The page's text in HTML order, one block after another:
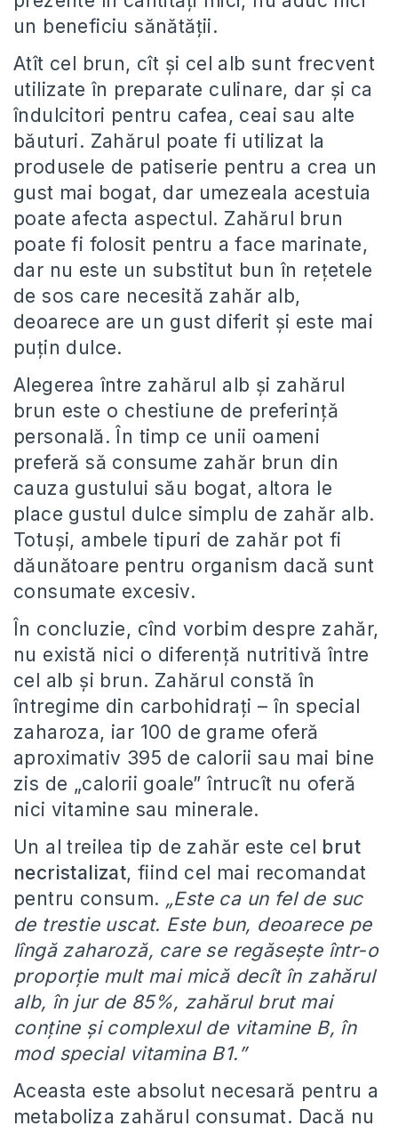
un beneficiu sănătății.
Atît cel brun, cît și cel alb sunt frecvent
utilizate în preparate culinare, dar și ca
îndulcitori pentru cafea, ceai sau alte
băuturi. Zahărul poate fi utilizat la
produsele de patiserie pentru a crea un
gust mai bogat, dar umezeala acestuia
poate afecta aspectul. Zahărul brun
poate fi folosit pentru a face marinate,
dar nu este un substitut bun în rețetele
de sos care necesită zahăr alb,
deoarece are un gust diferit și este mai
puțin dulce.
Alegerea între zahărul alb și zahărul
brun este o chestiune de preferință
personală. În timp ce unii oameni
preferă să consume zahăr brun din
cauza gustului său bogat, altora le
place gustul dulce simplu de zahăr alb.
Totuși, ambele tipuri de zahăr pot fi
dăunătoare pentru organism dacă sunt
consumate excesiv.
În concluzie, cînd vorbim despre zahăr,
nu există nici o diferență nutritivă între
cel alb și brun. Zahărul constă în
întregime din carbohidrați – în special
zaharoza, iar 100 de grame oferă
aproximativ 395 de calorii sau mai bine
zis de „calorii goale” întrucît nu oferă
nici vitamine sau minerale.
Un al treilea tip de zahăr este cel brut
necristalizat, fiind cel mai recomandat
pentru consum. „Este ca un fel de suc
de trestie uscat. Este bun, deoarece pe
lîngă zaharoză, care se regăseşte într-o
proporţie mult mai mică decît în zahărul
alb, în jur de 85%, zahărul brut mai
conţine şi complexul de vitamine B, în
mod special vitamina B1.”
Aceasta este absolut necesară pentru a
metaboliza zahărul consumat. Dacă nu